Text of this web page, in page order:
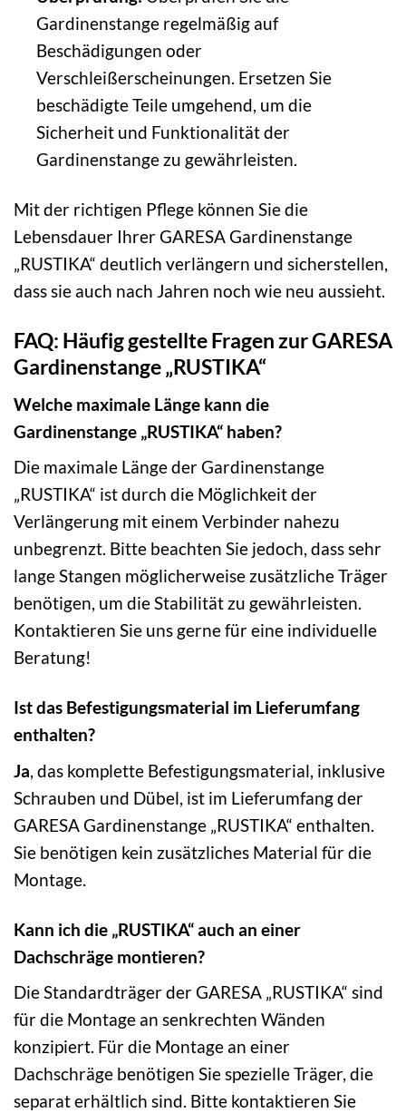
Gardinenstange regelmäßig auf
Beschädigungen oder
Verschleißerscheinungen. Ersetzen Sie
beschädigte Teile umgehend, um die
Sicherheit und Funktionalität der
Gardinenstange zu gewährleisten.
Mit der richtigen Pflege können Sie die
Lebensdauer Ihrer GARESA Gardinenstange
„RUSTIKA“ deutlich verlängern und sicherstellen,
dass sie auch nach Jahren noch wie neu aussieht.
FAQ: Häufig gestellte Fragen zur GARESA
Gardinenstange „RUSTIKA“
Welche maximale Länge kann die
Gardinenstange „RUSTIKA“ haben?
Die maximale Länge der Gardinenstange
„RUSTIKA“ ist durch die Möglichkeit der
Verlängerung mit einem Verbinder nahezu
unbegrenzt. Bitte beachten Sie jedoch, dass sehr
lange Stangen möglicherweise zusätzliche Träger
benötigen, um die Stabilität zu gewährleisten.
Kontaktieren Sie uns gerne für eine individuelle
Beratung!
Ist das Befestigungsmaterial im Lieferumfang
enthalten?
Ja, das komplette Befestigungsmaterial, inklusive
Schrauben und Dübel, ist im Lieferumfang der
GARESA Gardinenstange „RUSTIKA“ enthalten.
Sie benötigen kein zusätzliches Material für die
Montage.
Kann ich die „RUSTIKA“ auch an einer
Dachschräge montieren?
Die Standardträger der GARESA „RUSTIKA“ sind
für die Montage an senkrechten Wänden
konzipiert. Für die Montage an einer
Dachschräge benötigen Sie spezielle Träger, die
separat erhältlich sind. Bitte kontaktieren Sie